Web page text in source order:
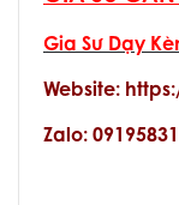
Gia Sư Dạy
Website:
Zalo: